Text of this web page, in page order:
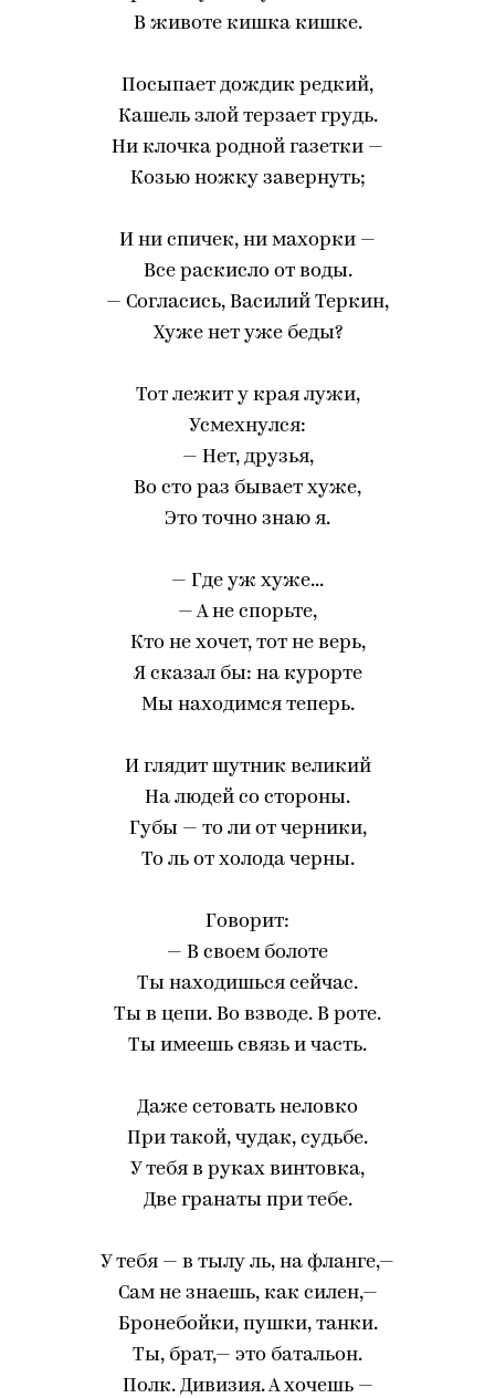
В животе кишка кишке.
Посыпает дождик редкий,
Кашель злой терзает грудь.
Ни клочка родной газетки —
Козью ножку завернуть;
И ни спичек, ни махорки —
Все раскисло от воды.
— Согласись, Василий Теркин,
Хуже нет уже беды?
Тот лежит у края лужи,
Усмехнулся:
— Нет, друзья,
Во сто раз бывает хуже,
Это точно знаю я.
— Где уж хуже...
— А не спорьте,
Кто не хочет, тот не верь,
Я сказал бы: на курорте
Мы находимся теперь.
И глядит шутник великий
На людей со стороны.
Губы — то ли от черники,
То ль от холода черны.
Говорит:
— В своем болоте
Ты находишься сейчас.
Ты в цепи. Во взводе. В роте.
Ты имеешь связь и часть.
Даже сетовать неловко
При такой, чудак, судьбе.
У тебя в руках винтовка,
Две гранаты при тебе.
У тебя — в тылу ль, на фланге,—
Сам не знаешь, как силен,—
Бронебойки, пушки, танки.
Ты, брат,— это батальон.
Полк. Дивизия. А хочешь —